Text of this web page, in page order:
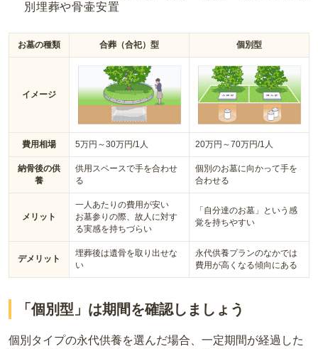
別埋葬や骨壷安置
お墓の種類 合葬（合祀）型 個別型
イメージ
費用相場 5万円～30万円/1人 20万円～70万円/1人
納骨後の供
養
供用スペースで手を合わせ
る
個別のお墓に向かって手を
合わせる
メリット
一人あたりの費用が安い
お墓参りの際、故人に対す
る実感を持ちづらい
「自分達のお墓」という感
覚を持ちやすい
デメリット
埋葬後は遺骨を取り出せな
い
永代供養プランのなかでは
費用が高くなる傾向にある
「個別型」は期間を確認しましょう
個別タイプの永代供養を選んだ場合、一定期間が経過した